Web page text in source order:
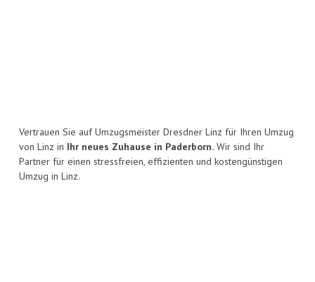
Vertrauen Sie auf Umzugsmeister Dresdner Linz für Ihren Umzug
von Linz in Ihr neues Zuhause in Paderborn. Wir sind Ihr
Partner für einen stressfreien, effizienten und kostengünstigen
Umzug in Linz.